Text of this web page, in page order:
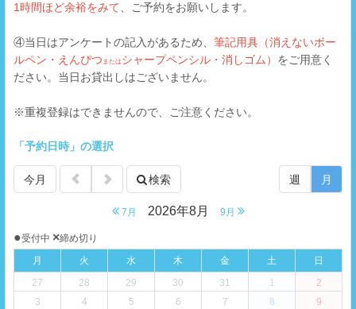
1時間ほど余裕をみて
、ご予約をお願いします。
④当日はアンケートの記入があるため、 筆記用具（消えないボー
ルペン・えんぴつ または シャープペンシル・消しゴム） をご用意く
ださい。当日お貸出しはございません。
※重複登録はできませんので、ご注意ください。
「予約日時」の選択
今月 検索
7月 2026年8月 9月
週 月
●受付中 ×締め切り
月
火 水 木 金 土
日
27
28 29 30 31 1
2
3
4 5 6 7 8 9